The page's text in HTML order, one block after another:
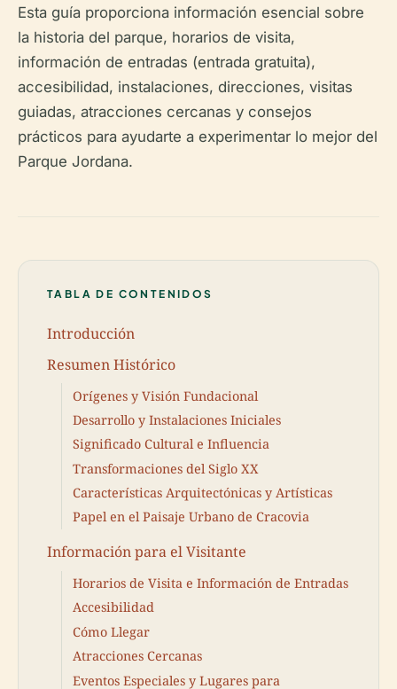
Esta guía proporciona información esencial sobre
la historia del parque, horarios de visita,
información de entradas (entrada gratuita),
accesibilidad, instalaciones, direcciones, visitas
guiadas, atracciones cercanas y consejos
prácticos para ayudarte a experimentar lo mejor del
Parque Jordana.
TABLA DE CONTENIDOS
Introducción
Resumen Histórico
Orígenes y Visión Fundacional
Desarrollo y Instalaciones Iniciales
Significado Cultural e Influencia
Transformaciones del Siglo XX
Características Arquitectónicas y Artísticas
Papel en el Paisaje Urbano de Cracovia
Información para el Visitante
Horarios de Visita e Información de Entradas
Accesibilidad
Cómo Llegar
Atracciones Cercanas
Eventos Especiales y Lugares para